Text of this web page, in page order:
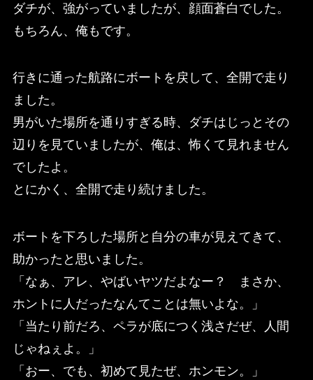
ダチが、強がっていましたが、顔面蒼白でした。
もちろん、俺もです。
行きに通った航路にボートを戻して、全開で走り
ました。
男がいた場所を通りすぎる時、ダチはじっとその
辺りを見ていましたが、俺は、怖くて見れません
でしたよ。
とにかく、全開で走り続けました。
ボートを下ろした場所と自分の車が見えてきて、
助かったと思いました。
「なぁ、アレ、やばいヤツだよなー？ まさか、
ホントに人だったなんてことは無いよな。」
「当たり前だろ、ペラが底につく浅さだぜ、人間
じゃねぇよ。」
「おー、でも、初めて見たぜ、ホンモン。」